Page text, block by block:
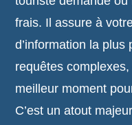
frais. Il assure à
d’information la
requêtes
meilleur moment
C’est un atout